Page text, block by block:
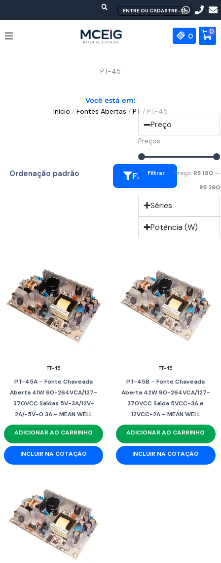
conteúdo
ENTRE OU CADASTRE-SE
0
0
PT-45
Você está em:
Início / Fontes Abertas / PT/ PT-45
FILTRAR
Preço
Preços
Filtrar Preço: R$ 180 —
R$ 290
Séries
Potência (W)
PT-45
PT-45A – Fonte Chaveada
Aberta 41W 90-264VCA/127-
370VCC Saídas 5V-3A/12V-
2A/-5V-0.3A – MEAN WELL
ADICIONAR AO CARRINHO
INCLUIR NA COTAÇÃO
PT-45
PT-45B – Fonte Chaveada
Aberta 42W 90-264VCA/127-
370VCC Saída 5VCC-3A e
12VCC-2A – MEAN WELL
ADICIONAR AO CARRINHO
INCLUIR NA COTAÇÃO